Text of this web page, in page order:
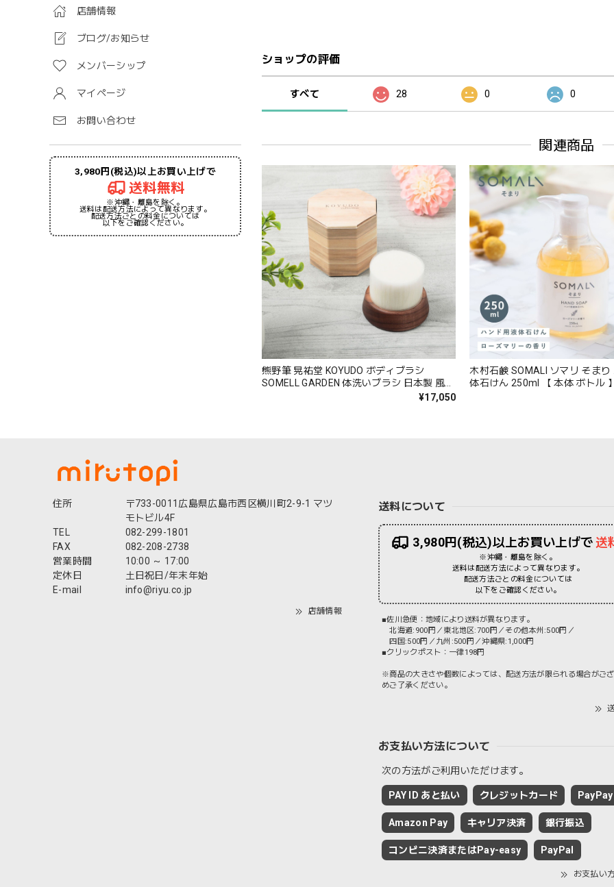
店舗情報
ブログ/お知らせ
メンバーシップ
マイページ
お問い合わせ
3,980円(税込)以上お買い上げで
送料無料
※沖縄・離島を除く。
送料は配送方法によって異なります。
配送方法ごとの料金については
以下をご確認ください。
ショップの評価
すべて 28 0 0
関連商品
熊野筆 晃祐堂 KOYUDO ボディブラシ
SOMELL GARDEN 体洗いブラシ 日本製 風呂
ボディケア 敏感肌 山羊毛 贈り物 お祝い お
¥17,050
木村石鹸 SOMALI ソマリ そまり
体石けん 250ml 【 本体 ボトル
住所
〒733-0011広島県広島市西区横川町2-9-1 マツ
モトビル4F
TEL
082-299-1801
FAX
082-208-2738
営業時間
10:00 ～ 17:00
定休日
土日祝日/年末年始
E-mail
info@riyu.co.jp
店舗情報
送料について
3,980円(税込)以上お買い上げで送
※沖縄・離島を除く。
送料は配送方法によって異なります。
配送方法ごとの料金については
以下をご確認ください。
■佐川急便：地域により送料が異なります。
北海道:900円／東北地区:700円／その他本州:500円／
四国:500円／九州:500円／沖縄県:1,000円
■クリックポスト：一律198円
※商品の大きさや個数によっては、配送方法が限られる場合がご
めご了承ください。
お支払い方法について
次の方法がご利用いただけます。
PAY ID あと払い クレジットカード PayPay
Amazon Pay キャリア決済 銀行振込
コンビニ決済またはPay-easy PayPal
お支払い